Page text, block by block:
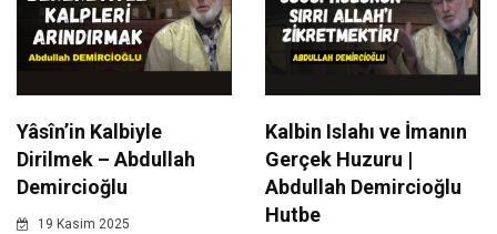
Yâsîn’in Kalbiyle
Dirilmek – Abdullah
Demircioğlu
19 Kasim 2025
Kalbin Islahı ve İmanın
Gerçek Huzuru |
Abdullah Demircioğlu
Hutbe